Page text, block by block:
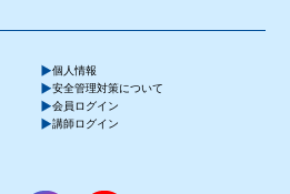
個人情報
安全管理対策について
会員ログイン
講師ログイン